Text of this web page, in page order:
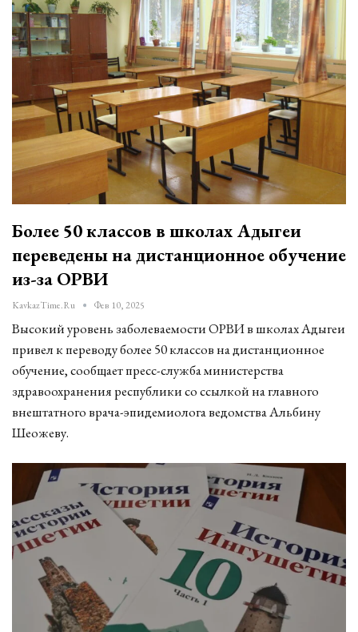
Более 50 классов в школах Адыгеи
переведены на дистанционное обучение
из-за ОРВИ
KavkazTime.ru Фев 10, 2025
Высокий уровень заболеваемости ОРВИ в школах Адыгеи
привел к переводу более 50 классов на дистанционное
обучение, сообщает пресс-служба министерства
здравоохранения республики со ссылкой на главного
внештатного врача-эпидемиолога ведомства Альбину
Шеожеву.